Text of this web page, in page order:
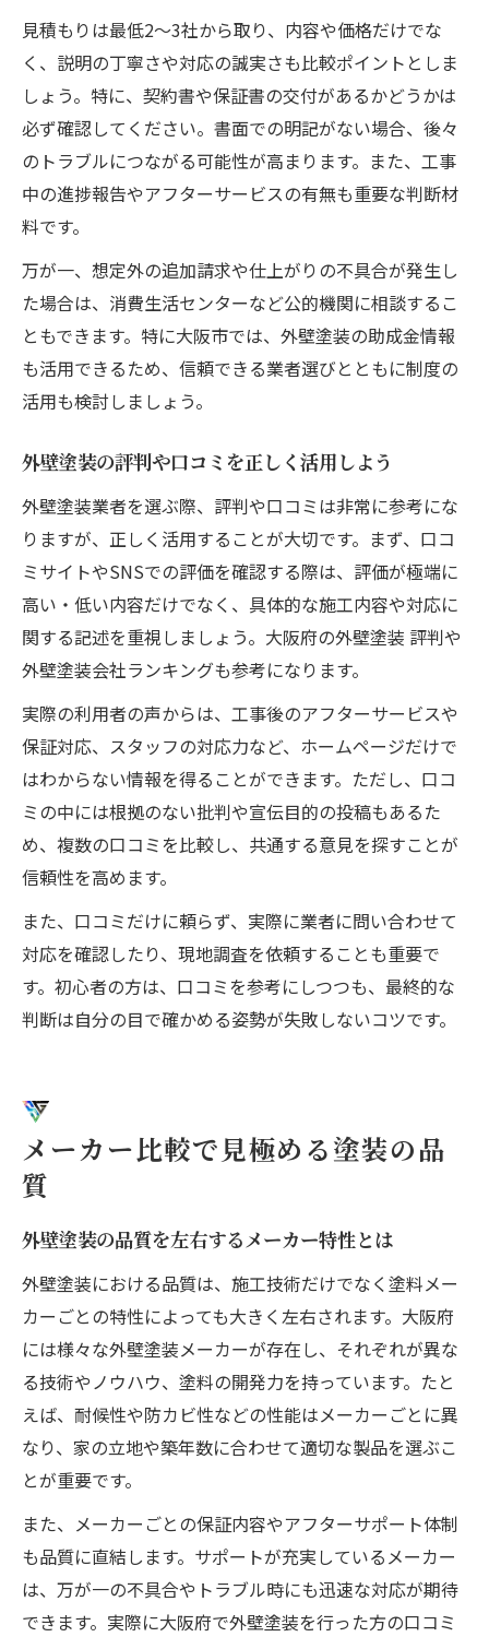
見積もりは最低2〜3社から取り、内容や価格だけでな
く、説明の丁寧さや対応の誠実さも比較ポイントとしま
しょう。特に、契約書や保証書の交付があるかどうかは
必ず確認してください。書面での明記がない場合、後々
のトラブルにつながる可能性が高まります。また、工事
中の進捗報告やアフターサービスの有無も重要な判断材
料です。
万が一、想定外の追加請求や仕上がりの不具合が発生し
た場合は、消費生活センターなど公的機関に相談するこ
ともできます。特に大阪市では、外壁塗装の助成金情報
も活用できるため、信頼できる業者選びとともに制度の
活用も検討しましょう。
外壁塗装の評判や口コミを正しく活用しよう
外壁塗装業者を選ぶ際、評判や口コミは非常に参考にな
りますが、正しく活用することが大切です。まず、口コ
ミサイトやSNSでの評価を確認する際は、評価が極端に
高い・低い内容だけでなく、具体的な施工内容や対応に
関する記述を重視しましょう。大阪府の外壁塗装 評判や
外壁塗装会社ランキングも参考になります。
実際の利用者の声からは、工事後のアフターサービスや
保証対応、スタッフの対応力など、ホームページだけで
はわからない情報を得ることができます。ただし、口コ
ミの中には根拠のない批判や宣伝目的の投稿もあるた
め、複数の口コミを比較し、共通する意見を探すことが
信頼性を高めます。
また、口コミだけに頼らず、実際に業者に問い合わせて
対応を確認したり、現地調査を依頼することも重要で
す。初心者の方は、口コミを参考にしつつも、最終的な
判断は自分の目で確かめる姿勢が失敗しないコツです。
メーカー比較で見極める塗装の品
質
外壁塗装の品質を左右するメーカー特性とは
外壁塗装における品質は、施工技術だけでなく塗料メー
カーごとの特性によっても大きく左右されます。大阪府
には様々な外壁塗装メーカーが存在し、それぞれが異な
る技術やノウハウ、塗料の開発力を持っています。たと
えば、耐候性や防カビ性などの性能はメーカーごとに異
なり、家の立地や築年数に合わせて適切な製品を選ぶこ
とが重要です。
また、メーカーごとの保証内容やアフターサポート体制
も品質に直結します。サポートが充実しているメーカー
は、万が一の不具合やトラブル時にも迅速な対応が期待
できます。実際に大阪府で外壁塗装を行った方の口コミ